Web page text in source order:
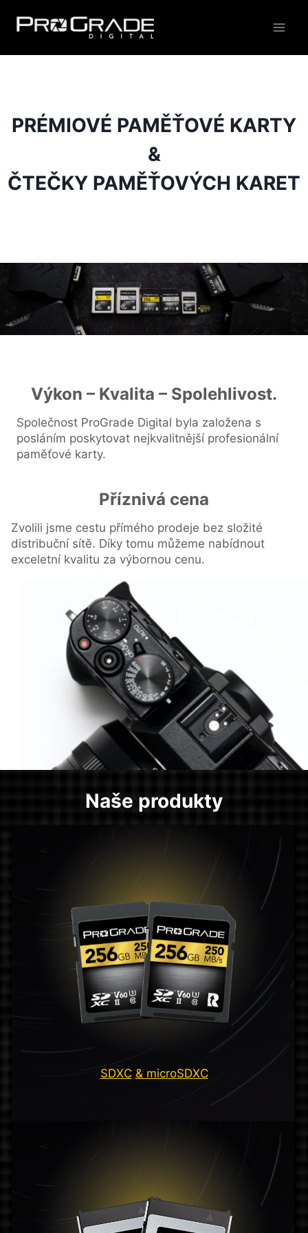
PRÉMIOVÉ PAMĚŤOVÉ KARTY
&
ČTEČKY PAMĚŤOVÝCH KARET
Výkon – Kvalita – Spolehlivost.
Společnost ProGrade Digital byla založena s
posláním poskytovat nejkvalitnější profesionální
paměťové karty.
Příznivá cena
Zvolili jsme cestu přímého prodeje bez složité
distribuční sítě. Díky tomu můžeme nabídnout
exceletní kvalitu za výbornou cenu.
Naše produkty
SDXC & microSDXC